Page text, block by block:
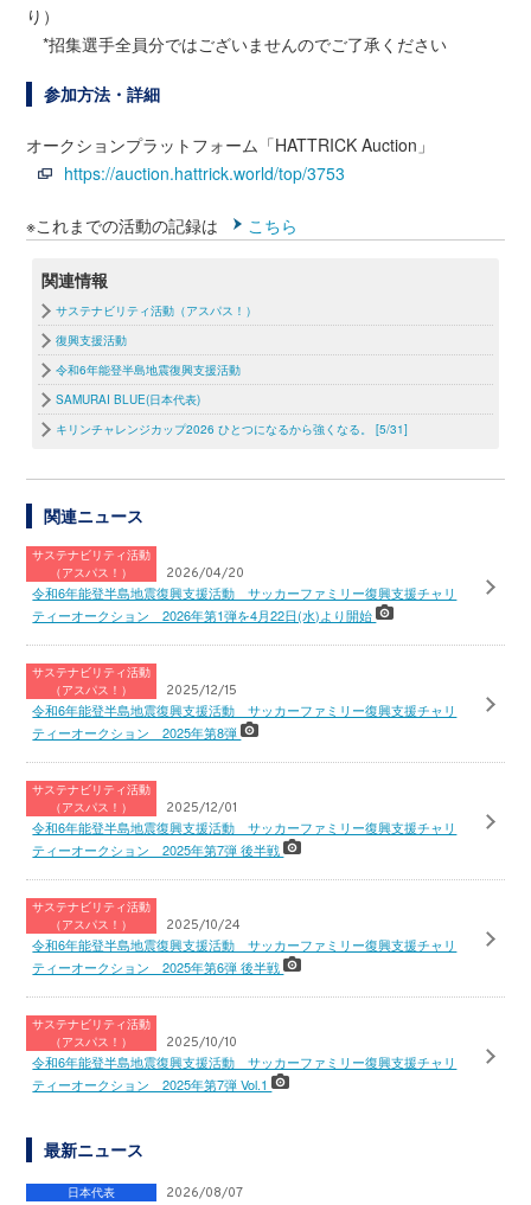
り）
*招集選手全員分ではございませんのでご了承ください
参加方法・詳細
オークションプラットフォーム「HATTRICK Auction」
https://auction.hattrick.world/top/3753
※これまでの活動の記録は こちら
関連情報
サステナビリティ活動（アスパス！）
復興支援活動
令和6年能登半島地震復興支援活動
SAMURAI BLUE(日本代表)
キリンチャレンジカップ2026 ひとつになるから強くなる。 [5/31]
関連ニュース
サステナビリティ活動
（アスパス！）
2026/04/20
令和6年能登半島地震復興支援活動 サッカーファミリー復興支援チャリ
ティーオークション 2026年第1弾を4月22日(水)より開始
サステナビリティ活動
（アスパス！）
2025/12/15
令和6年能登半島地震復興支援活動 サッカーファミリー復興支援チャリ
ティーオークション 2025年第8弾
サステナビリティ活動
（アスパス！）
2025/12/01
令和6年能登半島地震復興支援活動 サッカーファミリー復興支援チャリ
ティーオークション 2025年第7弾 後半戦
サステナビリティ活動
（アスパス！）
2025/10/24
令和6年能登半島地震復興支援活動 サッカーファミリー復興支援チャリ
ティーオークション 2025年第6弾 後半戦
サステナビリティ活動
（アスパス！）
2025/10/10
令和6年能登半島地震復興支援活動 サッカーファミリー復興支援チャリ
ティーオークション 2025年第7弾 Vol.1
最新ニュース
日本代表 2026/08/07